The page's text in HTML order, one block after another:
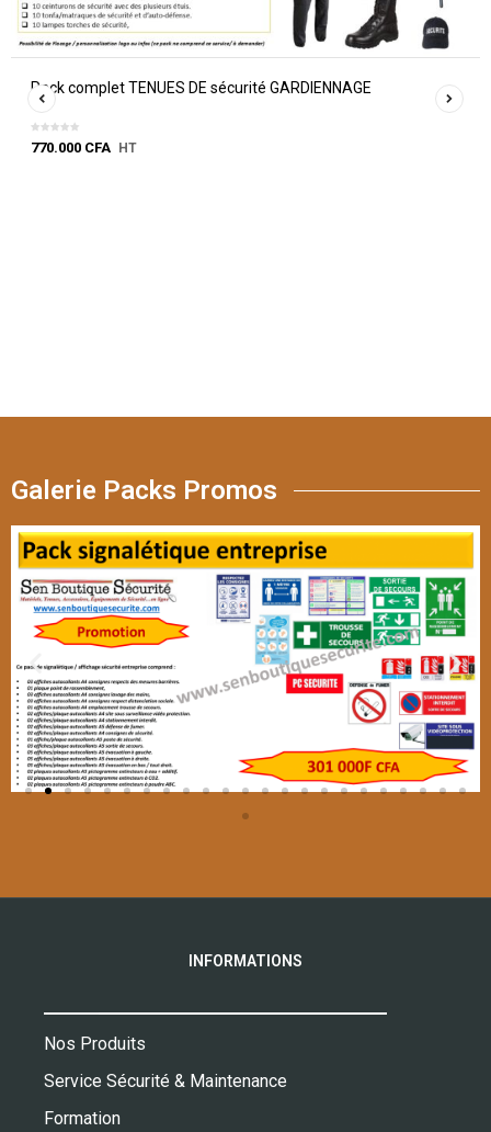
Pack complet TENUES DE sécurité GARDIENNAGE
770.000 CFA HT
Galerie Packs Promos
INFORMATIONS
Nos Produits
Service Sécurité & Maintenance
Formation